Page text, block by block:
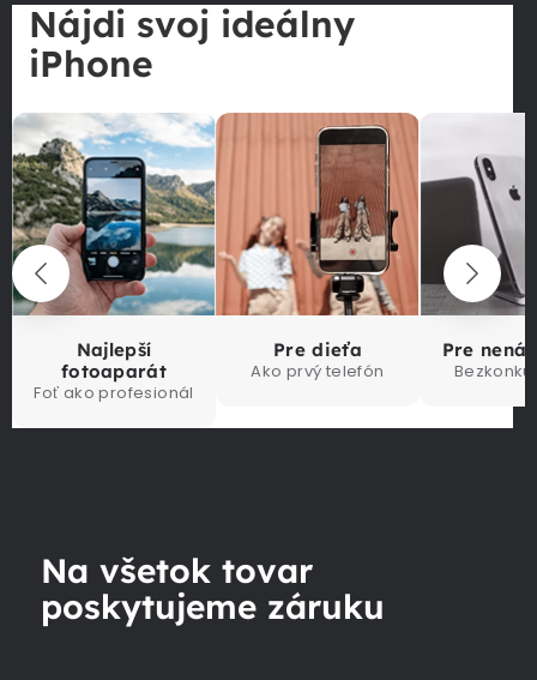
Nájdi svoj ideálny
iPhone
Najlepší
fotoaparát
Foť ako profesionál
Pre dieťa
Ako prvý telefón
Pre
Na všetok tovar
poskytujeme záruku